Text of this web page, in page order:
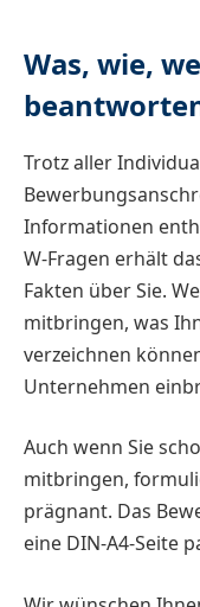
Was, wie,
Trotz aller
Informationen
W-Fragen erhält
Fakten über Sie.
mitbringen, was
verzeichnen
Unternehmen
Auch wenn Sie
mitbringen,
prägnant. Das
eine DIN-A4-Seite